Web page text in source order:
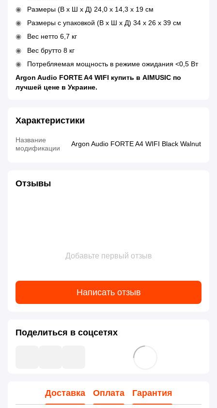
Размеры (В x Ш x Д) 24,0 x 14,3 x 19 см
Размеры с упаковкой (В x Ш x Д) 34 x 26 x 39 см
Вес нетто 6,7 кг
Вес брутто 8 кг
Потребляемая мощность в режиме ожидания <0,5 Вт
Argon Audio FORTE A4 WIFI купить в AIMUSIC по
лучшей цене в Украине.
Характеристики
Название
модификации
Argon Audio FORTE A4 WIFI Black Walnut
Отзывы
Добавьте первый отзыв
Написать отзыв
Поделиться в соцсетях
Доставка Оплата Гарантия